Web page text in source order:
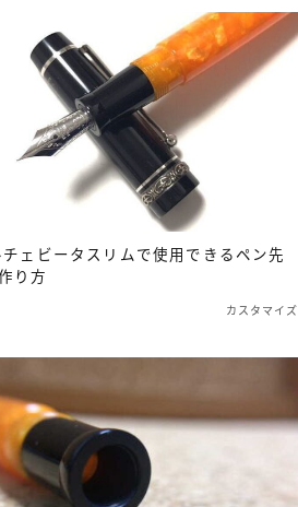
ェビータスリムで使用できるペン先
り方
カスタマイズ